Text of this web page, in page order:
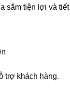
sắm tiện lợi và
trợ khách hàng.